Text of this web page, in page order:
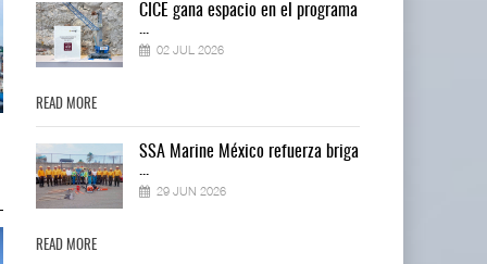
Cárdenas incorpora ...
06 AGO 2026
Cárdenas incorpora ...
CICE gana espacio en el programa
02 JUL 2026
READ MORE
SSA Marine México refuerza briga
...
29 JUN 2026
READ MORE